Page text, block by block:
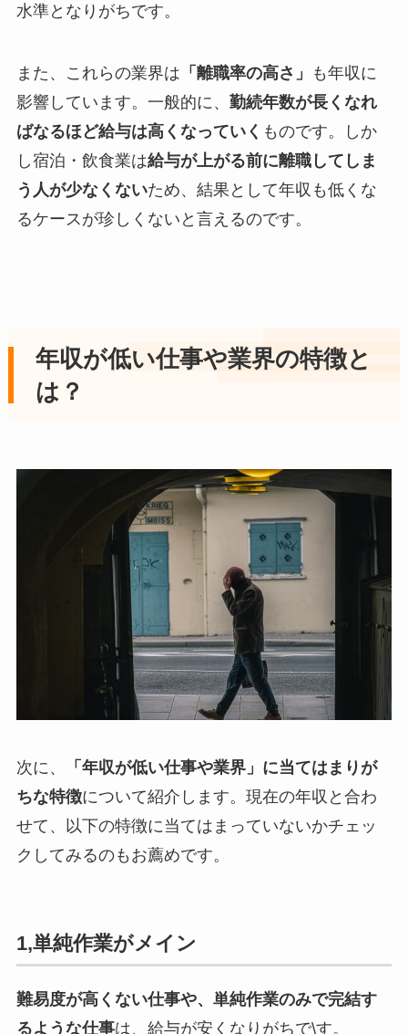
水準となりがちです。
また、これらの業界は 「離職率の高さ」
も年収に
影響しています。一般的に、 勤続年数が長くなれ
ばなるほど給与は高くなっていく ものです。しか
し宿泊・飲食業は給与が上がる前に離職してしま
う人が少なくないため、結果として年収も低くな
るケースが珍しくないと言えるのです。
年収が低い仕事や業界の特徴と
は？
次に、
「年収が低い仕事や業界」に当てはまりが
ちな特徴について紹介します。現在の年収と合わ
せて、以下の特徴に当てはまっていないかチェッ
クしてみるのもお薦めです。
1,単純作業がメイン
難易度が高くない仕事や、単純作業のみで完結す
るような仕事は、給与が安くなりがちで\す。